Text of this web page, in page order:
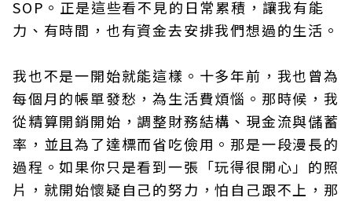
SOP。正是這些看不見的日常累積，讓我有能
力、有時間，也有資金去安排我們想過的生活。
我也不是一開始就能這樣。十多年前，我也曾為
每個月的帳單發愁，為生活費煩惱。那時候，我
從精算開銷開始，調整財務結構、現金流與儲蓄
率，並且為了達標而省吃儉用。那是一段漫長的
過程。如果你只是看到一張「玩得很開心」的照
片，就開始懷疑自己的努力，怕自己跟不上，那